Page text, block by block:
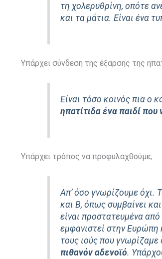
τη χολερυθρίνη, οπότε
και τα μάτια. Είναι ένα
Yπάρχει σύνδεση της έξαρσης της
Eίναι τόσο κοινός πια ο
ηπατίτιδα ένα παιδί
Υπάρχει τρόπος να προφυλαχθούμε;
Aπ’ όσο γνωρίζουμε όχι.
και Β, όπως συμβαίνει
είναι προστατευμένα
εμφανιστεί στην Ευρώπη
τους ιούς που γνωρίζαμε
πιθανόν αδενοϊό.